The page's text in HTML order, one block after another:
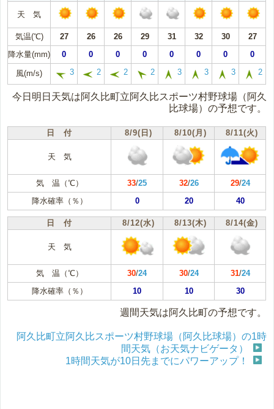
天 気
気温(℃) 27 26 26 29 31 32 30
27
降水量(mm)
0 0 0 0 0 0 0 0
風(m/s) 3 2 2 2 3 3 3 2
今日明日天気は阿久比町立阿久比スポーツ村野球場（阿久
比球場）の予想です。
日 付 8/9(日) 8/10(月) 8/11(火)
天 気
気 温（℃） 33/25 32/26 29/24
降水確率（％）
0 20 40
日 付 8/12(水) 8/13(木) 8/14(金)
天 気
気 温（℃） 30/24 30/24 31/24
降水確率（％）
10 10 30
週間天気は阿久比町の予想です。
阿久比町立阿久比スポーツ村野球場（阿久比球場）の1時
間天気（お天気ナビゲータ）
1時間天気が10日先までにパワーアップ！